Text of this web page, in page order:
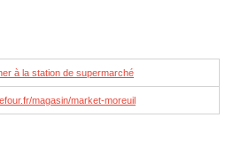
à la station de supermarché
magasin/market-moreuil